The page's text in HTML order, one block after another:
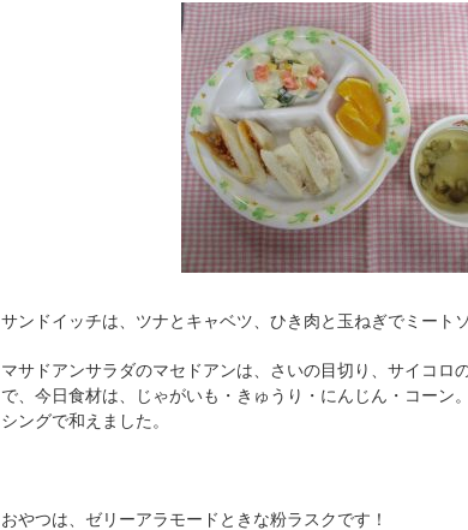
サンドイッチは、ツナとキャベツ、ひき肉と玉ねぎでミート
マサドアンサラダのマセドアンは、さいの目切り、サイコロ
で、今日食材は、じゃがいも・きゅうり・にんじん・コーン
シングで和えました。
おやつは、ゼリーアラモードときな粉ラスクです！